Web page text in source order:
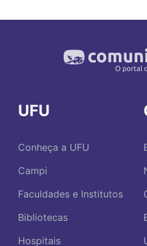
UFU
Conheça a UFU
Campi
Faculdades e Institutos
Bibliotecas
Hospitais